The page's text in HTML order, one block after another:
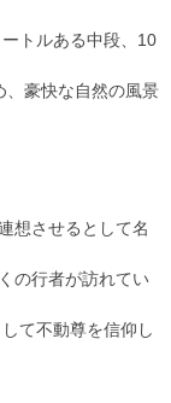
トルある中段、10
、豪快な自然の風景
想させるとして名
の行者が訪れてい
て不動尊を信仰し